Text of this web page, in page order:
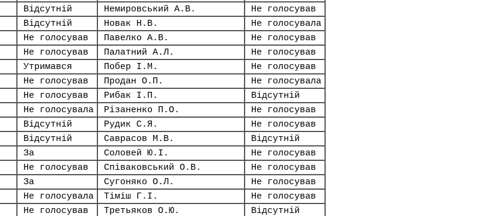
Відсутній Немировський А.В.
Не голосував
Відсутній Новак Н.В.
Не голосувала
Не голосував Павелко А.В.
Не голосував
Не голосував Палатний А.Л.
Не голосував
Утримався Побер І.М.
Не голосував
Не голосував Продан О.П.
Не голосувала
Не голосував Рибак І.П.
Відсутній
Не голосувала Різаненко П.О.
Не голосував
Відсутній Рудик С.Я.
Не голосував
Відсутній Саврасов М.В.
Відсутній
За Соловей Ю.І.
Не голосував
Не голосував Співаковський О.В.
Не голосував
За Сугоняко О.Л.
Не голосував
Не голосувала Тіміш Г.І.
Не голосував
Не голосував Третьяков О.Ю.
Відсутній